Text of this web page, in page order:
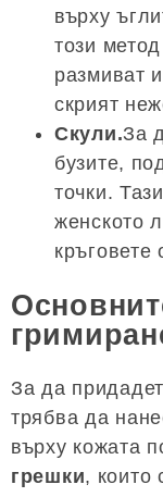
върху
този
размиват
скрият
Скули.За
бузите,
точки. Тази
женското
кръговете
За да
трябва да
върху кожата
грешки, които